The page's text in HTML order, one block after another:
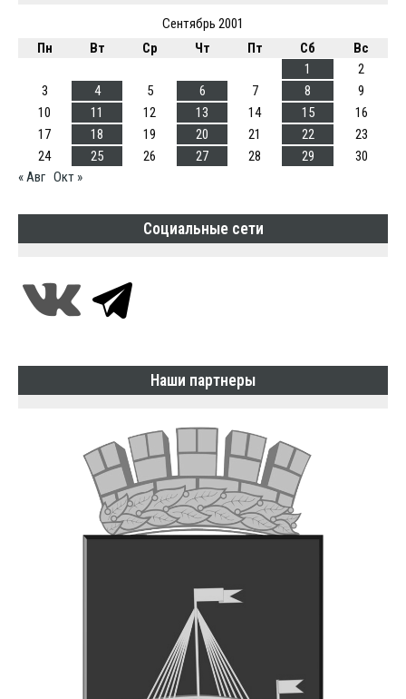
Сентябрь 2001
Пн
Вт Ср Чт Пт Сб
Вс
1
2
3
4 5 6 7 8
9
10
11 12 13 14 15
16
17
18 19 20 21 22
23
24
25 26 27 28 29
30
« Авг Окт »
Социальные сети
Наши партнеры